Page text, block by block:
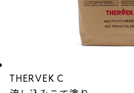
THERVEK C